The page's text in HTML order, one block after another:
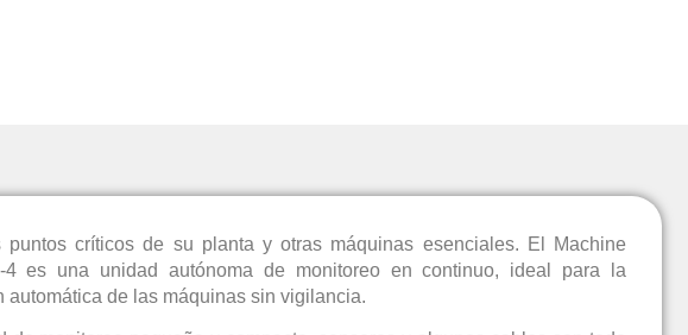
puntos críticos de su planta y otras máquinas esenciales. El Machine
4 es una unidad autónoma de monitoreo en continuo, ideal para la
automática de las máquinas sin vigilancia.